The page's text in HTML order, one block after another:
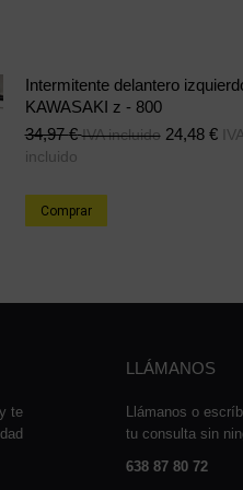
Intermitente delantero
KAWASAKI z - 800
34,97€ IVA incluido 24,48 € IVA
incluido
Comprar
te
LLÁMANOS
Llámanos o
tu consulta sin
638 87 80 72